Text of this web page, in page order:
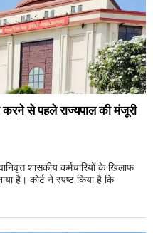
करने से पहले राज्यपाल की मंजूरी
शासकीय कर्मचारियों के खिलाफ
है। कोर्ट ने स्पष्ट किया है कि